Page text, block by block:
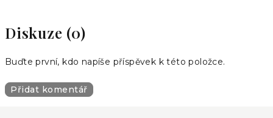
Diskuze (0)
Buďte první, kdo napíše příspěvek k této položce.
Přidat komentář